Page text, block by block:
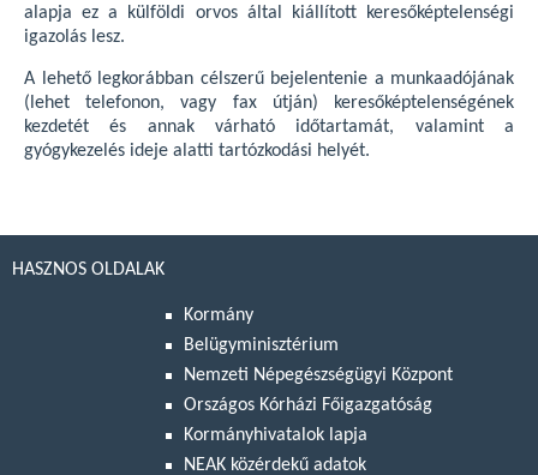
alapja ez a külföldi orvos által kiállított keresőképtelenségi
igazolás lesz.
A lehető legkorábban célszerű bejelentenie a munkaadójának
(lehet telefonon, vagy fax útján) keresőképtelenségének
kezdetét és annak várható időtartamát, valamint a
gyógykezelés ideje alatti tartózkodási helyét.
HASZNOS OLDALAK
Kormány
Belügyminisztérium
Nemzeti Népegészségügyi Központ
Országos Kórházi Főigazgatóság
Kormányhivatalok lapja
NEAK közérdekű adatok